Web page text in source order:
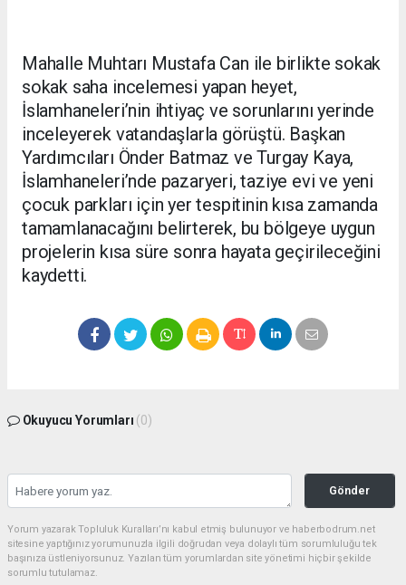
Mahalle Muhtarı Mustafa Can ile birlikte sokak
sokak saha incelemesi yapan heyet,
İslamhaneleri’nin ihtiyaç ve sorunlarını yerinde
inceleyerek vatandaşlarla görüştü. Başkan
Yardımcıları Önder Batmaz ve Turgay Kaya,
İslamhaneleri’nde pazaryeri, taziye evi ve yeni
çocuk parkları için yer tespitinin kısa zamanda
tamamlanacağını belirterek, bu bölgeye uygun
projelerin kısa süre sonra hayata geçirileceğini
kaydetti.
Okuyucu Yorumları (0)
Gönder
Yorum yazarak Topluluk Kuralları’nı kabul etmiş bulunuyor ve haberbodrum.net
sitesine yaptığınız yorumunuzla ilgili doğrudan veya dolaylı tüm sorumluluğu tek
başınıza üstleniyorsunuz. Yazılan tüm yorumlardan site yönetimi hiçbir şekilde
sorumlu tutulamaz.